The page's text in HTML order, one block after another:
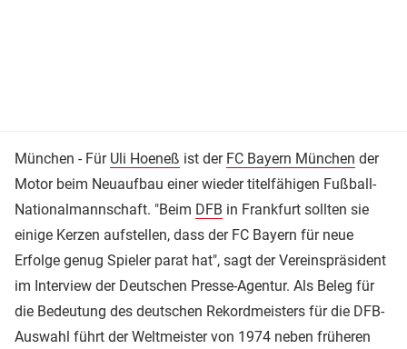
München - Für Uli Hoeneß ist der FC Bayern München der
Motor beim Neuaufbau einer wieder titelfähigen Fußball-
Nationalmannschaft. "Beim DFB in Frankfurt sollten sie
einige Kerzen aufstellen, dass der FC Bayern für neue
Erfolge genug Spieler parat hat", sagt der Vereinspräsident
im Interview der Deutschen Presse-Agentur. Als Beleg für
die Bedeutung des deutschen Rekordmeisters für die DFB-
Auswahl führt der Weltmeister von 1974 neben früheren